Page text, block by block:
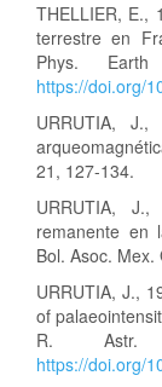
THELLIER, E.,
terrestre en
Phys.
https://doi.org/
URRUTIA, J.,
21, 127-134.
URRUTIA,
remanente en
Bol. Asoc.
URRUTIA, J.,
of
R. Astr.
https://doi.org/